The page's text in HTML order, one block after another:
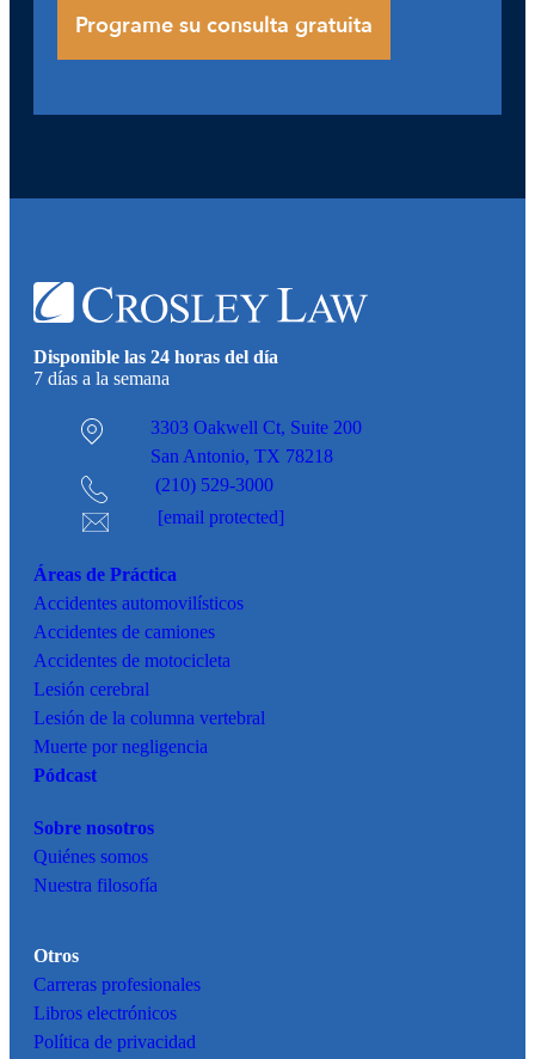
Disponible las 24 horas del día
7 días a la semana
3303 Oakwell Ct, Suite 200
San Antonio, TX 78218
(210) 529-3000
[email protected]
Áreas de Práctica
Accidentes automovilísticos
Accidentes de camiones
Accidentes de motocicleta
Lesión cerebral
Lesión de la columna vertebral
Muerte por negligencia
Pódcast
Sobre nosotros
Quiénes somos
Nuestra filosofía
Otros
Carreras profesionales
Libros electrónicos
Política de privacidad